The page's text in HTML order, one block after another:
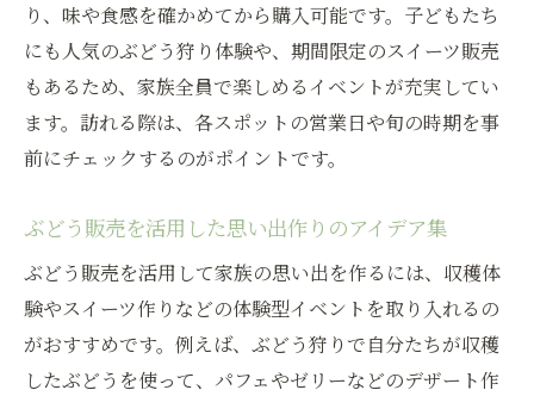
り、味や食感を確かめてから購入可能です。子どもたち
にも人気のぶどう狩り体験や、期間限定のスイーツ販売
もあるため、家族全員で楽しめるイベントが充実してい
ます。訪れる際は、各スポットの営業日や旬の時期を事
前にチェックするのがポイントです。
ぶどう販売を活用した思い出作りのアイデア集
ぶどう販売を活用して家族の思い出を作るには、収穫体
験やスイーツ作りなどの体験型イベントを取り入れるの
がおすすめです。例えば、ぶどう狩りで自分たちが収穫
したぶどうを使って、パフェやゼリーなどのデザート作